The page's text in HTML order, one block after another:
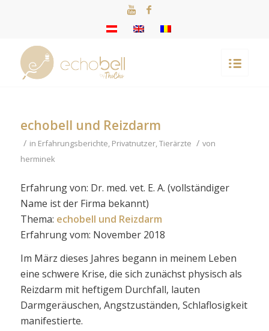
echobell und Reizdarm
/ in Erfahrungsberichte, Privatnutzer,Tierärzte / von
herminek
Erfahrung von: Dr. med. vet. E. A. (vollständiger
Name ist der Firma bekannt)
Thema: echobell und Reizdarm
Erfahrung vom: November 2018
Im März dieses Jahres begann in meinem Leben
eine schwere Krise, die sich zunächst physisch als
Reizdarm mit heftigem Durchfall, lauten
Darmgeräuschen, Angstzuständen, Schlaflosigkeit
manifestierte.